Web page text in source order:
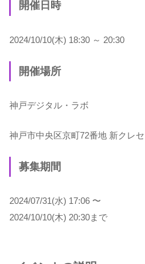
開催日時
2024/10/10(木) 18:30 ～ 20:30
開催場所
神戸デジタル・ラボ
神戸市中央区京町72番地 新クレ
募集期間
2024/07/31(水) 17:06 〜
2024/10/10(木) 20:30まで